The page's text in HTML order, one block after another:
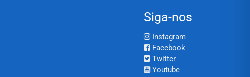
Siga-nos
Instagram
Facebook
Twitter
Youtube